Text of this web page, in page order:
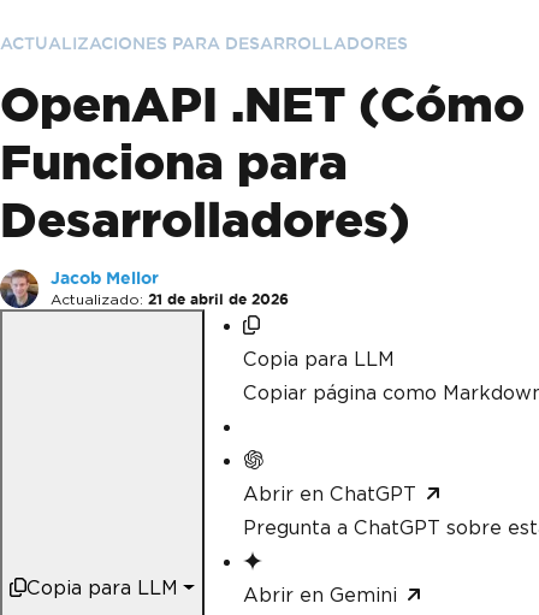
ACTUALIZACIONES PARA DESARROLLADORES
OpenAPI .NET (Cómo
Funciona para
Desarrolladores)
Jacob Mellor
Actualizado: 21 de abril de 2026
Copia para LLM
Copia para LLM
Copiar página como
Abrir en ChatGPT
Pregunta a ChatGPT sobre
Abrir en Gemini